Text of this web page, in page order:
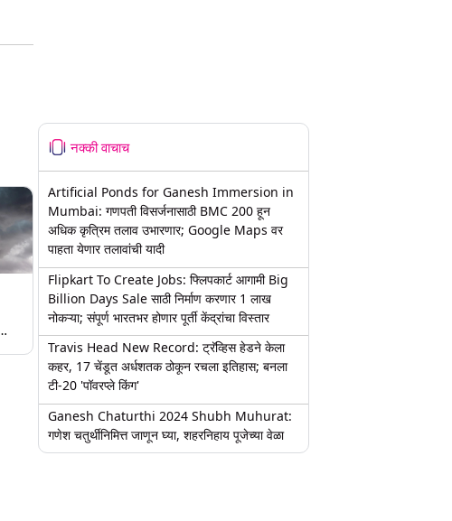
नक्की वाचाच
Artificial Ponds for Ganesh Immersion in
Mumbai: गणपती विसर्जनासाठी BMC 200 हून
अधिक कृत्रिम तलाव उभारणार; Google Maps वर
पाहता येणार तलावांची यादी
Flipkart To Create Jobs: फ्लिपकार्ट आगामी Big
Billion Days Sale साठी निर्माण करणार 1 लाख
नोकऱ्या; संपूर्ण भारतभर होणार पूर्ती केंद्रांचा विस्तार
Travis Head New Record: ट्रॅव्हिस हेडने केला
कहर, 17 चेंडूत अर्धशतक ठोकून रचला इतिहास; बनला
टी-20 'पॉवरप्ले किंग'
Ganesh Chaturthi 2024 Shubh Muhurat:
गणेश चतुर्थीनिमित्त जाणून घ्या, शहरनिहाय पूजेच्या वेळा